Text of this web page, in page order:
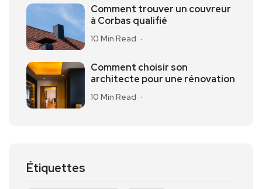
Comment trouver un couvreur
à Corbas qualifié
10 Min Read
Comment choisir son
architecte pour une rénovation
10 Min Read
Étiquettes